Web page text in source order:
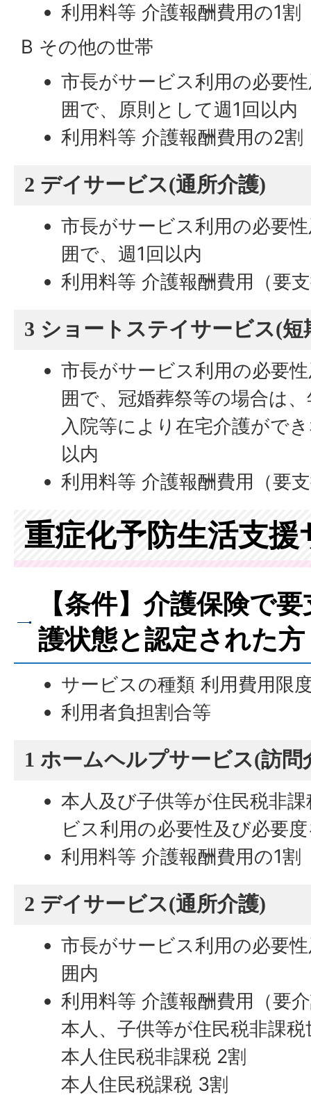
利用料等 介護報酬費用の1割
B その他の世帯
市長がサービス利用の必要
囲で、原則として週1回以内
利用料等 介護報酬費用の2割
2 デイサービス(通所介護)
市長がサービス利用の必要
囲で、週1回以内
利用料等 介護報酬費用（要
3 ショートステイサービス(短
市長がサービス利用の必要
囲で、冠婚葬祭等の場合は
入院等により在宅介護がで
以内
利用料等 介護報酬費用（要
重症化予防生活支援
【条件】介護保険で
護状態と認定された方
サービスの種類 利用費用限
利用者負担割合等
1 ホームヘルプサービス(訪問
本人及び子供等が住民税非
ビス利用の必要性及び必要
利用料等 介護報酬費用の1割
2 デイサービス(通所介護)
市長がサービス利用の必要
囲内
利用料等 介護報酬費用（要
本人、子供等が住民税非課税
本人住民税非課税 2割
本人住民税課税 3割